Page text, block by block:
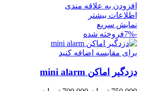
افزودن به علاقه مندی
اطلاعات بیشتر
نمایش سریع
-7%
فروخته شده
برای مقایسه اضافه کنید
دزدگیر اماکن mini alarm